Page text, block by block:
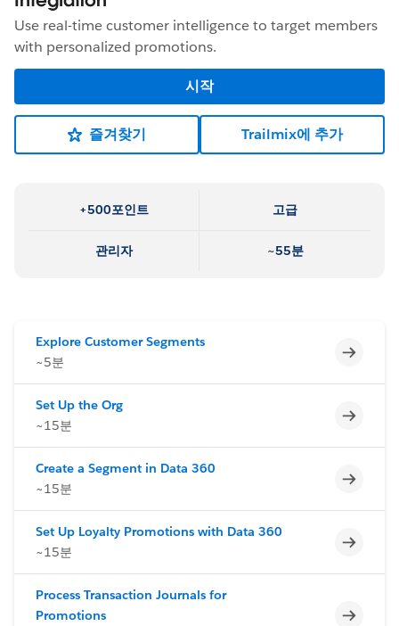
Use real-time customer intelligence to target members
with personalized promotions.
시작
즐겨찾기 Trailmix에 추가
+500포인트 고급
관리자 ~55분
Explore Customer Segments
~5분
미완료
Set Up the Org
~15분
미완료
Create a Segment in Data 360
~15분
미완료
Set Up Loyalty Promotions with Data 360
~15분
미완료
Process Transaction Journals for
Promotions
미완료